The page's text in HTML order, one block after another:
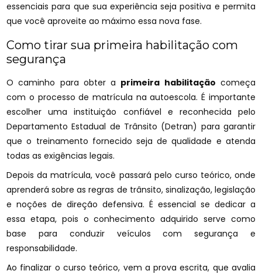
essenciais para que sua experiência seja positiva e permita
que você aproveite ao máximo essa nova fase.
Como tirar sua primeira habilitação com
segurança
O caminho para obter a primeira habilitação começa
com o processo de matrícula na autoescola. É importante
escolher uma instituição confiável e reconhecida pelo
Departamento Estadual de Trânsito (Detran) para garantir
que o treinamento fornecido seja de qualidade e atenda
todas as exigências legais.
Depois da matrícula, você passará pelo curso teórico, onde
aprenderá sobre as regras de trânsito, sinalização, legislação
e noções de direção defensiva. É essencial se dedicar a
essa etapa, pois o conhecimento adquirido serve como
base para conduzir veículos com segurança e
responsabilidade.
Ao finalizar o curso teórico, vem a prova escrita, que avalia